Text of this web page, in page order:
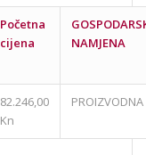
Početna
cijena
NAMJENA
82.246,00
Kn
PROIZVODNA